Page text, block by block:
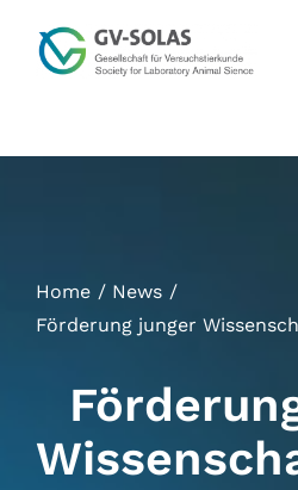
Inhalt
springen
Start
Termine
GV-SOLAS
Publikationen
Home
News
Förderung junger